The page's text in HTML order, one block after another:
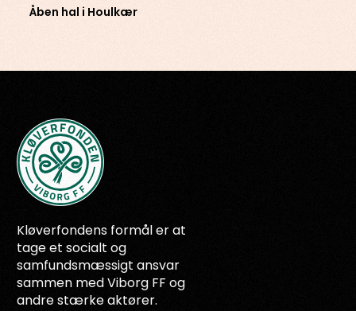
Åben hal i Houlkær
Kløverfondens formål er at
tage et socialt og
samfundsmæssigt ansvar
sammen med Viborg FF og
andre stærke aktører.